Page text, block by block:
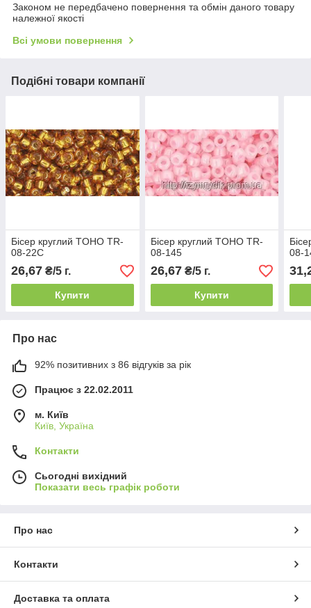
Законом не передбачено повернення та обмін даного товару
належної якості
Всі умови повернення
Подібні товари компанії
Бісер круглий TOHO TR-
08-22C
26,67 ₴/5 г.
Купити
Бісер круглий TOHO TR-
08-145
26,67₴/5 г.
Купити
08-
Про нас
92% позитивних з 86 відгуків за рік
Працює з 22.02.2011
м. Київ
Київ, Україна
Контакти
Сьогодні вихідний
Показати весь графік роботи
Про нас
Контакти
Доставка та оплата